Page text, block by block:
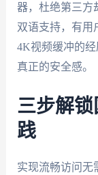
器，杜绝第三方
双语支持，有用
4K视频缓冲的
真正的安全感。
三步解
践
实现流畅访问无